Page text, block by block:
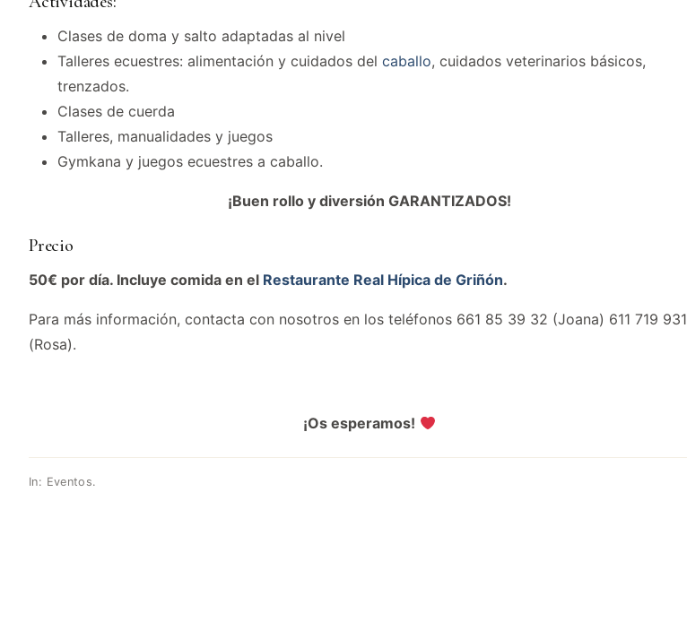
Clases de doma y salto adaptadas al nivel
Talleres ecuestres: alimentación y cuidados del caballo, cuidados veterinarios básicos,
trenzados.
Clases de cuerda
Talleres, manualidades y juegos
‍Gymkana y juegos ecuestres a caballo.
¡Buen rollo y diversión GARANTIZADOS!
Precio
50€ por día. Incluye comida en el Restaurante Real Hípica de Griñón.
Para más información, contacta con nosotros en los teléfonos 661 85 39 32 (Joana) 611 719 931
(Rosa).
¡Os esperamos!
In: Eventos.